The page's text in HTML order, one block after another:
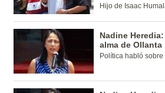
Hijo de Isaac
Nadine
alma de Ollanta
Política habló